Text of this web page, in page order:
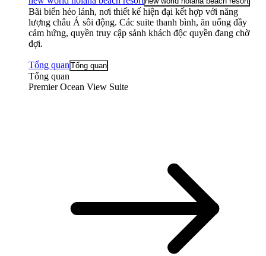
Bãi biển hẻo lánh, nơi thiết kế hiện đại kết hợp với năng
lượng châu Á sôi động. Các suite thanh bình, ăn uống đầy
cảm hứng, quyền truy cập sảnh khách độc quyền đang chờ
đợi.
Tổng quan Tổng quan
Tổng quan
Premier Ocean View Suite